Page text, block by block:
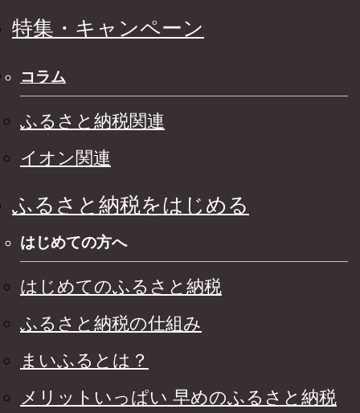
特集・キャンペーン
コラム
ふるさと納税関連
イオン関連
ふるさと納税をはじめる
はじめての方へ
はじめてのふるさと納税
ふるさと納税の仕組み
まいふるとは？
メリットいっぱい 早めのふるさと納税